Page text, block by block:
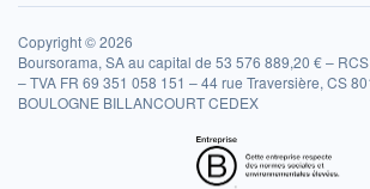
Copyright © 2026
Boursorama, SA au capital de 53 576 889,20 € –
– TVA FR 69 351 058 151 – 44 rue Traversière, CS
BOULOGNE BILLANCOURT CEDEX